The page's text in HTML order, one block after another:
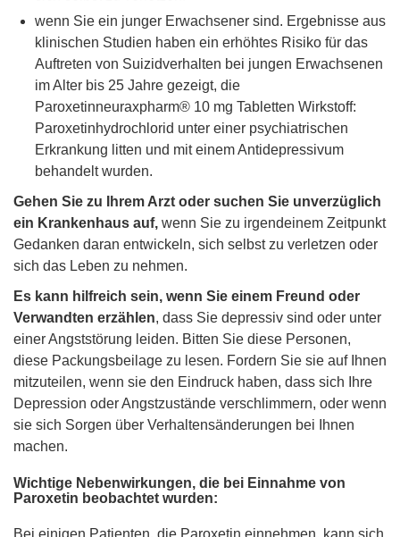
wenn Sie ein junger Erwachsener sind. Ergebnisse aus
klinischen Studien haben ein erhöhtes Risiko für das
Auftreten von Suizidverhalten bei jungen Erwachsenen
im Alter bis 25 Jahre gezeigt, die
Paroxetinneuraxpharm® 10 mg Tabletten Wirkstoff:
Paroxetinhydrochlorid unter einer psychiatrischen
Erkrankung litten und mit einem Antidepressivum
behandelt wurden.
Gehen Sie zu Ihrem Arzt oder suchen Sie unverzüglich
ein Krankenhaus auf, wenn Sie zu irgendeinem Zeitpunkt
Gedanken daran entwickeln, sich selbst zu verletzen oder
sich das Leben zu nehmen.
Es kann hilfreich sein, wenn Sie einem Freund oder
Verwandten erzählen, dass Sie depressiv sind oder unter
einer Angststörung leiden. Bitten Sie diese Personen,
diese Packungsbeilage zu lesen. Fordern Sie sie auf Ihnen
mitzuteilen, wenn sie den Eindruck haben, dass sich Ihre
Depression oder Angstzustände verschlimmern, oder wenn
sie sich Sorgen über Verhaltensänderungen bei Ihnen
machen.
Wichtige Nebenwirkungen, die bei Einnahme von
Paroxetin beobachtet wurden:
Bei einigen Patienten, die Paroxetin einnehmen, kann sich